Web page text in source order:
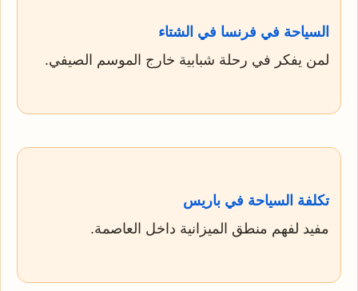
السياحة في فرنسا في الشتاء
لمن يفكر في رحلة شبابية خارج الموسم الصيفي.
تكلفة السياحة في باريس
مفيد لفهم منطق الميزانية داخل العاصمة.